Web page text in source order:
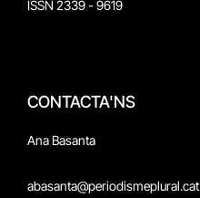
ISSN 2339 - 9619
CONTACTA'NS
Ana Basanta
abasanta@periodismeplural.cat